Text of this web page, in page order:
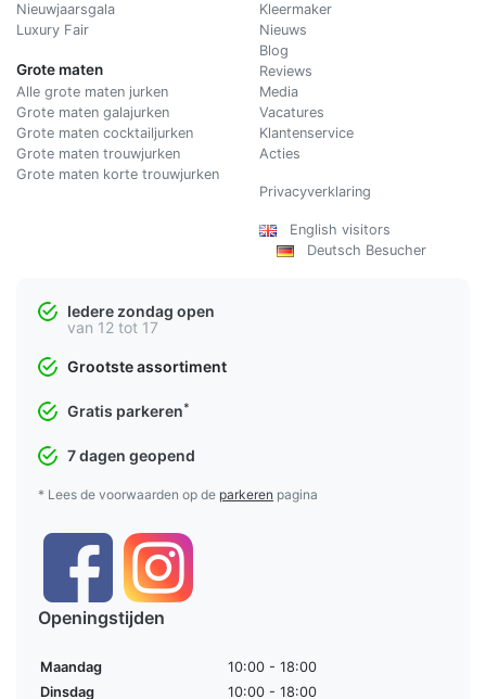
Nieuwjaarsgala
Luxury Fair
Grote maten
Alle grote maten jurken
Grote maten galajurken
Grote maten cocktailjurken
Grote maten trouwjurken
Grote maten korte trouwjurken
Kleermaker
Nieuws
Blog
Reviews
Media
Vacatures
Klantenservice
Acties
Privacyverklaring
English visitors
Deutsch Besucher
Iedere zondag open
van 12 tot 17
Grootste assortiment
Gratis parkeren*
7 dagen geopend
* Lees de voorwaarden op de parkeren pagina
Openingstijden
Maandag
10:00 - 18:00
Dinsdag
10:00 - 18:00